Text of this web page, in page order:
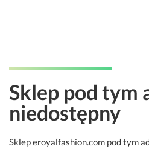
Sklep pod tym
niedostępny
Sklep eroyalfashion.com pod tym